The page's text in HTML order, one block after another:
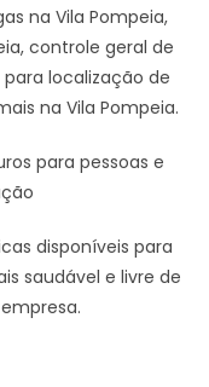
na Vila Pompeia,
controle geral de
localização de
na Vila Pompeia.
para pessoas e
disponíveis para
saudável e livre de